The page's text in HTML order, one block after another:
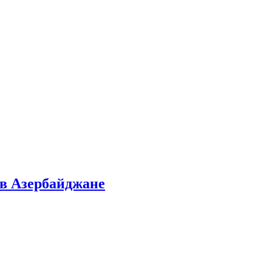
Азербайджане